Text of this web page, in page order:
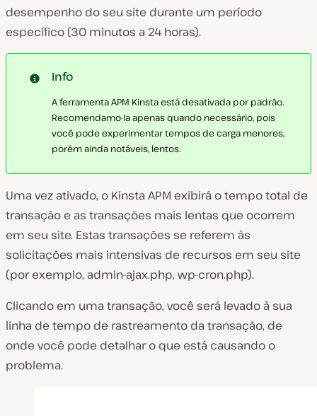
desempenho do seu site durante um período
específico (30 minutos a 24 horas).
Info
A ferramenta APM Kinsta está desativada por padrão.
Recomendamo-la apenas quando necessário, pois
você pode experimentar tempos de carga menores,
porém ainda notáveis, lentos.
Uma vez ativado, o Kinsta APM exibirá o tempo total de
transação e as transações mais lentas que ocorrem
em seu site. Estas transações se referem às
solicitações mais intensivas de recursos em seu site
(por exemplo, admin-ajax.php, wp-cron.php).
Clicando em uma transação, você será levado à sua
linha de tempo de rastreamento da transação, de
onde você pode detalhar o que está causando o
problema.